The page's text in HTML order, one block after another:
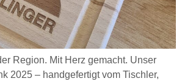
Region. Mit Herz gemacht. Unser
2025 – handgefertigt vom Tischler,